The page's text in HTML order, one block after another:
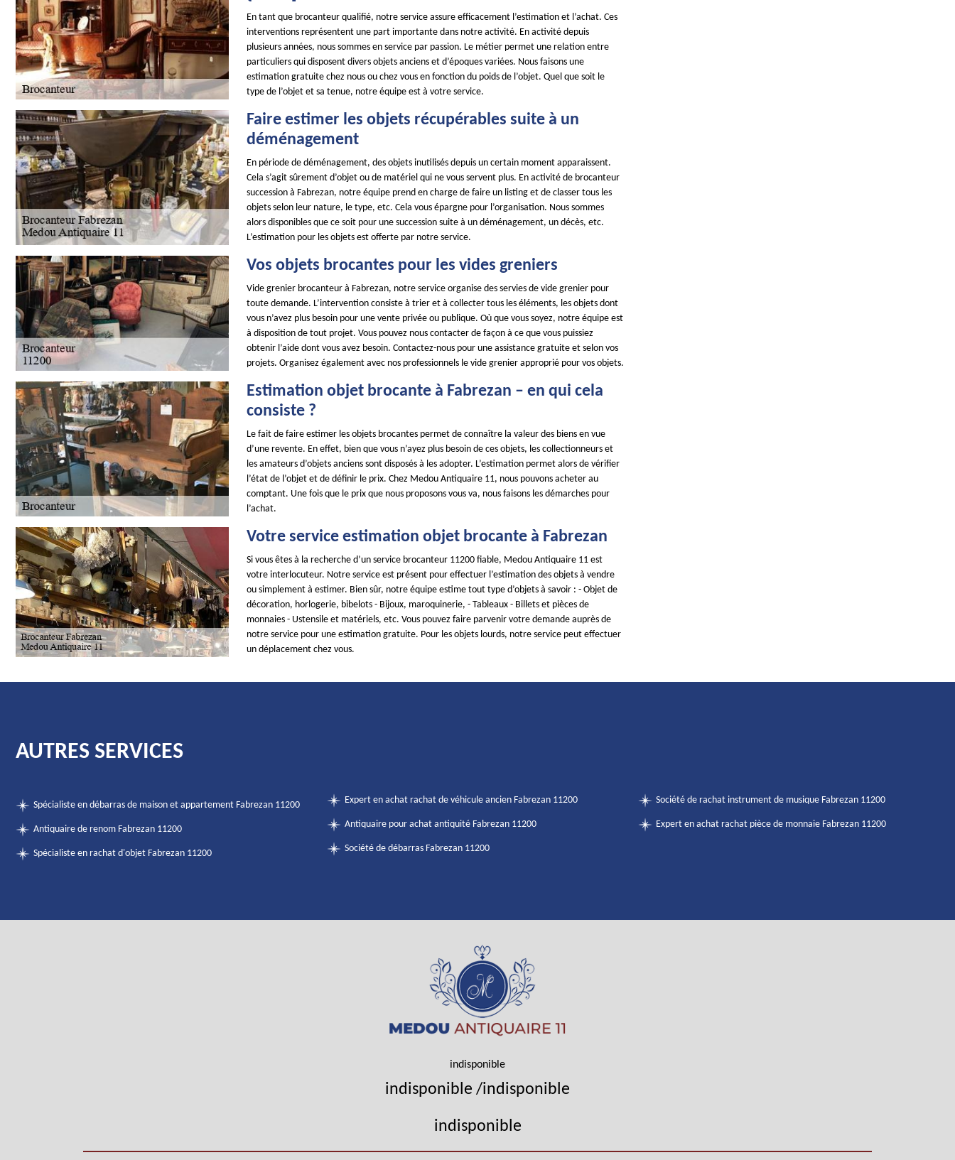
En tant que brocanteur qualifié, notre service assure efficacement l’estimation et l’achat. Ces
interventions représentent une part importante dans notre activité. En activité depuis
plusieurs années, nous sommes en service par passion. Le métier permet une relation entre
particuliers qui disposent divers objets anciens et d’époques variées. Nous faisons une
estimation gratuite chez nous ou chez vous en fonction du poids de l’objet. Quel que soit le
type de l’objet et sa tenue, notre équipe est à votre service.
Faire estimer les objets récupérables suite à un
déménagement
En période de déménagement, des objets inutilisés depuis un certain moment apparaissent.
Cela s’agit sûrement d’objet ou de matériel qui ne vous servent plus. En activité de brocanteur
succession à Fabrezan, notre équipe prend en charge de faire un listing et de classer tous les
objets selon leur nature, le type, etc. Cela vous épargne pour l’organisation. Nous sommes
alors disponibles que ce soit pour une succession suite à un déménagement, un décès, etc.
L’estimation pour les objets est offerte par notre service.
Vos objets brocantes pour les vides greniers
Vide grenier brocanteur à Fabrezan, notre service organise des servies de vide grenier pour
toute demande. L’intervention consiste à trier et à collecter tous les éléments, les objets dont
vous n’avez plus besoin pour une vente privée ou publique. Où que vous soyez, notre équipe est
à disposition de tout projet. Vous pouvez nous contacter de façon à ce que vous puissiez
obtenir l’aide dont vous avez besoin. Contactez-nous pour une assistance gratuite et selon vos
projets. Organisez également avec nos professionnels le vide grenier approprié pour vos objets.
Estimation objet brocante à Fabrezan – en qui cela
consiste ?
Le fait de faire estimer les objets brocantes permet de connaître la valeur des biens en vue
d’une revente. En effet, bien que vous n’ayez plus besoin de ces objets, les collectionneurs et
les amateurs d’objets anciens sont disposés à les adopter. L’estimation permet alors de vérifier
l’état de l’objet et de définir le prix. Chez Medou Antiquaire 11, nous pouvons acheter au
comptant. Une fois que le prix que nous proposons vous va, nous faisons les démarches pour
l’achat.
Votre service estimation objet brocante à Fabrezan
Si vous êtes à la recherche d’un service brocanteur 11200 fiable, Medou Antiquaire 11 est
votre interlocuteur. Notre service est présent pour effectuer l’estimation des objets à vendre
ou simplement à estimer. Bien sûr, notre équipe estime tout type d’objets à savoir : - Objet de
décoration, horlogerie, bibelots - Bijoux, maroquinerie, - Tableaux - Billets et pièces de
monnaies - Ustensile et matériels, etc. Vous pouvez faire parvenir votre demande auprès de
notre service pour une estimation gratuite. Pour les objets lourds, notre service peut effectuer
un déplacement chez vous.
AUTRES SERVICES
Spécialiste en débarras de maison et appartement Fabrezan 11200
Antiquaire de renom Fabrezan 11200
Spécialiste en rachat d'objet Fabrezan 11200
Expert en achat rachat de véhicule ancien Fabrezan 11200
Antiquaire pour achat antiquité Fabrezan 11200
Société de débarras Fabrezan 11200
Société de rachat instrument de musique Fabrezan 11200
Expert en achat rachat pièce de monnaie Fabrezan 11200
indisponible
indisponible /indisponible
indisponible